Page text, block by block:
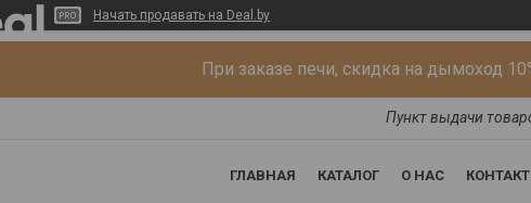
Начать продавать на Deal.by
При заказе печи, скидка на дымоход
Пункт выдачи
ГЛАВНАЯ КАТАЛОГ О НАС